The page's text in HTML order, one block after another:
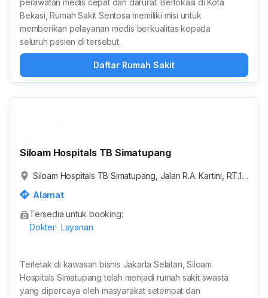
perawatan medis cepat dan darurat. Berlokasi di Kota
Bekasi, Rumah Sakit Sentosa memiliki misi untuk
memberikan pelayanan medis berkualitas kepada
seluruh pasien di tersebut.
Daftar Rumah Sakit
Siloam Hospitals TB Simatupang
Siloam Hospitals TB Simatupang, Jalan R.A. Kartini, RT.1
Alamat
Tersedia untuk booking:
Dokter Layanan
Terletak di kawasan bisnis Jakarta Selatan, Siloam
Hospitals Simatupang telah menjadi rumah sakit swasta
yang dipercaya oleh masyarakat setempat dan